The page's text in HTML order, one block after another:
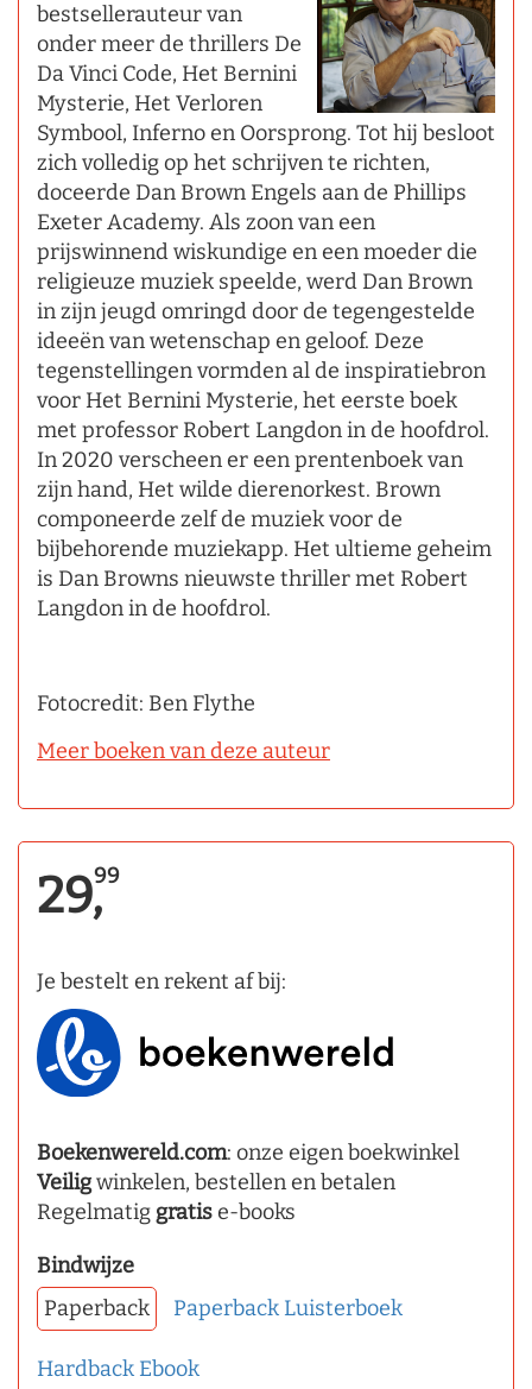
bestsellerauteur van
onder meer de thrillers De
Da Vinci Code, Het Bernini
Mysterie, Het Verloren
Symbool, Inferno en Oorsprong. Tot hij besloot
zich volledig op het schrijven te richten,
doceerde Dan Brown Engels aan de Phillips
Exeter Academy. Als zoon van een
prijswinnend wiskundige en een moeder die
religieuze muziek speelde, werd Dan Brown
in zijn jeugd omringd door de tegengestelde
ideeën van wetenschap en geloof. Deze
tegenstellingen vormden al de inspiratiebron
voor Het Bernini Mysterie, het eerste boek
met professor Robert Langdon in de hoofdrol.
In 2020 verscheen er een prentenboek van
zijn hand, Het wilde dierenorkest. Brown
componeerde zelf de muziek voor de
bijbehorende muziekapp. Het ultieme geheim
is Dan Browns nieuwste thriller met Robert
Langdon in de hoofdrol.
Fotocredit: Ben Flythe
Meer boeken van deze auteur
29,99
Je bestelt en rekent af bij:
Boekenwereld.com: onze eigen boekwinkel
Veiligwinkelen, bestellen en betalen
Regelmatig gratise-books
Bindwijze
Paperback
Paperback Luisterboek
Hardback Ebook